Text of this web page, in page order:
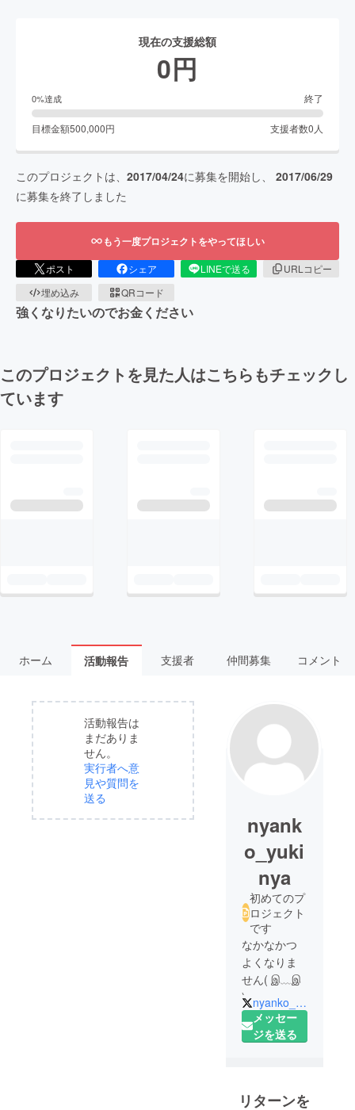
現在の支援総額
0円
0%達成 終了
目標金額500,000円 支援者数0 人
このプロジェクトは、 2017/04/24に募集を開始し、 2017/06/29
に募集を終了しました
もう一度プロジェクトをやってほしい
ポスト シェア LINEで送る
URLコピー
埋め込み
QRコード
強くなりたいのでお金ください
このプロジェクトを見た人はこちらもチェックし
ています
ホーム 活動報告 支援者 仲間募集 コメント
活動報告は
まだありま
せん。
実行者へ意
見や質問を
送る
nyank
o_yuki
nya
初めてのプ
ロジェクト
です
なかなかつ
よくなりま
せん( இ﹏இ
)
見かけたら
手加減やフ
ゲーム名
nyanko_yukinya
メッセー
ジを送る
リターンを